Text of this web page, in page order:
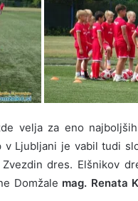
velja za eno
v Ljubljani je vabil tudi
dres. Elšnikov
Domžale mag. Renata